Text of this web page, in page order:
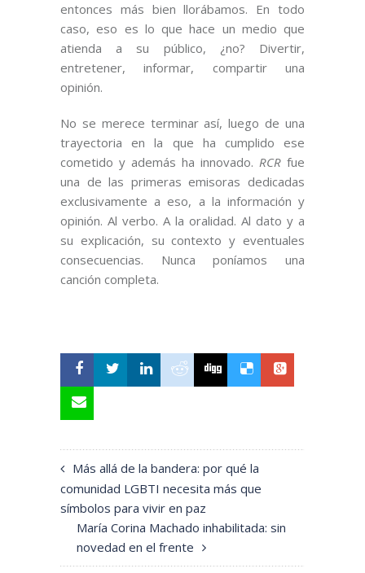
entonces más bien llorábamos. En todo
caso, eso es lo que hace un medio que
atienda a su público, ¿no? Divertir,
entretener, informar, compartir una
opinión.
No se merece terminar así, luego de una
trayectoria en la que ha cumplido ese
cometido y además ha innovado. RCR fue
una de las primeras emisoras dedicadas
exclusivamente a eso, a la información y
opinión. Al verbo. A la oralidad. Al dato y a
su explicación, su contexto y eventuales
consecuencias. Nunca poníamos una
canción completa.
Más allá de la bandera: por qué la
comunidad LGBTI necesita más que
símbolos para vivir en paz
María Corina Machado inhabilitada: sin
novedad en el frente